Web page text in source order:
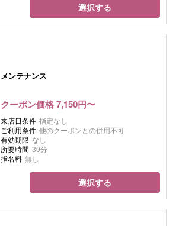
選択する
メンテナンス
クーポン価格 7,150円〜
来店日条件 指定なし
ご利用条件 他のクーポンとの併用不可
有効期限 なし
所要時間 30分
指名料 無し
選択する